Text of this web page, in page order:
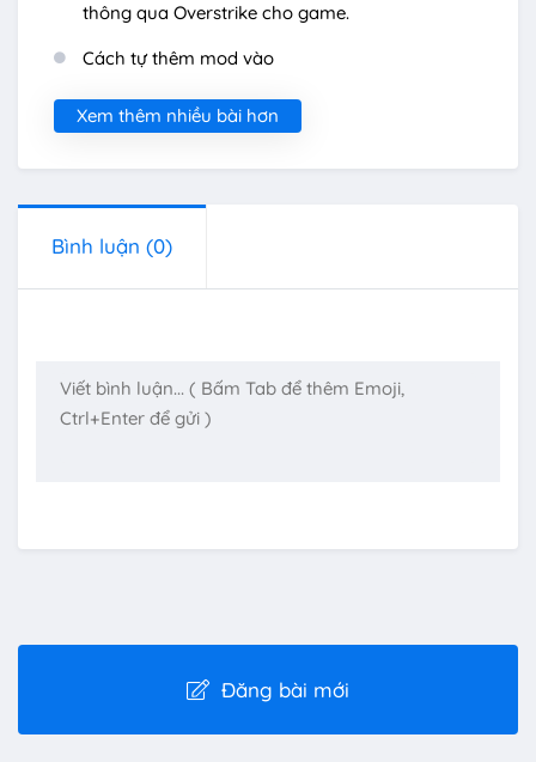
thông qua Overstrike cho game.
Cách tự thêm mod vào
Xem thêm nhiều bài hơn
Bình luận (0)
Đăng bài mới